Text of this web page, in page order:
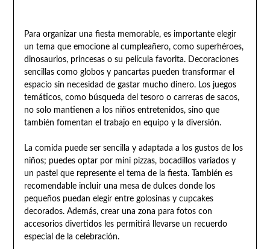
Para organizar una fiesta memorable, es importante elegir
un tema que emocione al cumpleañero, como superhéroes,
dinosaurios, princesas o su película favorita. Decoraciones
sencillas como globos y pancartas pueden transformar el
espacio sin necesidad de gastar mucho dinero. Los juegos
temáticos, como búsqueda del tesoro o carreras de sacos,
no solo mantienen a los niños entretenidos, sino que
también fomentan el trabajo en equipo y la diversión.
La comida puede ser sencilla y adaptada a los gustos de los
niños; puedes optar por mini pizzas, bocadillos variados y
un pastel que represente el tema de la fiesta. También es
recomendable incluir una mesa de dulces donde los
pequeños puedan elegir entre golosinas y cupcakes
decorados. Además, crear una zona para fotos con
accesorios divertidos les permitirá llevarse un recuerdo
especial de la celebración.